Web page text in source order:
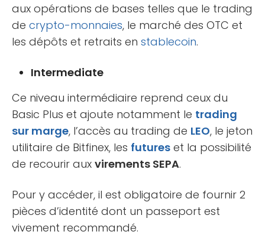
aux opérations de bases telles que le trading
de crypto-monnaies, le marché des OTC et
les dépôts et retraits en stablecoin.
Intermediate
Ce niveau intermédiaire reprend ceux du
Basic Plus et ajoute notamment le trading
sur marge, l’accès au trading de LEO, le jeton
utilitaire de Bitfinex, les futures et la possibilité
de recourir aux virements SEPA.
Pour y accéder, il est obligatoire de fournir 2
pièces d’identité dont un passeport est
vivement recommandé.